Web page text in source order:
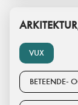
VUX
BETEENDE-